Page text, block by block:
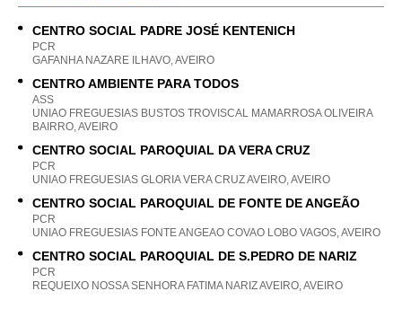
CENTRO SOCIAL PADRE JOSÉ KENTENICH
PCR
GAFANHA NAZARE ILHAVO, AVEIRO
CENTRO AMBIENTE PARA TODOS
ASS
UNIAO FREGUESIAS BUSTOS TROVISCAL MAMARROSA OLIVEIRA
BAIRRO, AVEIRO
CENTRO SOCIAL PAROQUIAL DA VERA CRUZ
PCR
UNIAO FREGUESIAS GLORIA VERA CRUZ AVEIRO, AVEIRO
CENTRO SOCIAL PAROQUIAL DE FONTE DE ANGEÃO
PCR
UNIAO FREGUESIAS FONTE ANGEAO COVAO LOBO VAGOS, AVEIRO
CENTRO SOCIAL PAROQUIAL DE S.PEDRO DE NARIZ
PCR
REQUEIXO NOSSA SENHORA FATIMA NARIZ AVEIRO, AVEIRO